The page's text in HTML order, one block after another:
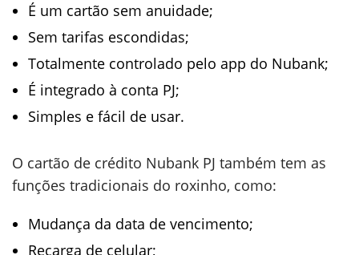
É um cartão sem anuidade;
Sem tarifas escondidas;
Totalmente controlado pelo app do Nubank;
É integrado à conta PJ;
Simples e fácil de usar.
O cartão de crédito Nubank PJ também tem as
funções tradicionais do roxinho, como:
Mudança da data de vencimento;
Recarga de celular;